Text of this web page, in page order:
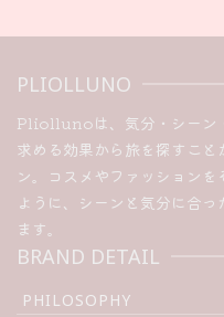
PLIOLLUNO
Pliollunoは、気分・シーン
求める効果から旅を探すこ
ン。コスメやファッション
ように、シーンと気分に合
ます。
BRAND DETAIL
PHILOSOPHY